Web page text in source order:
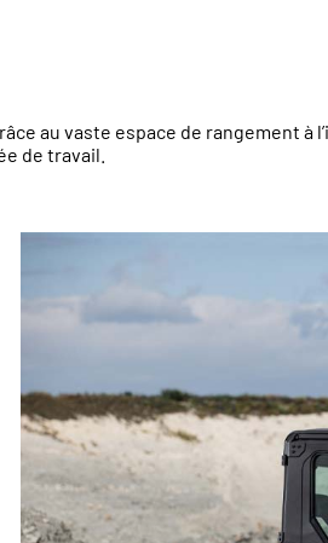
au vaste espace de rangement à
de travail.